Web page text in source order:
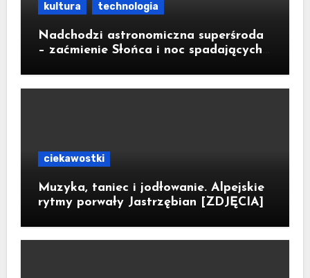
kultura technologia
Nadchodzi astronomiczna superśroda
– zaćmienie Słońca i noc spadających
ciekawostki
Muzyka, taniec i jodłowanie. Alpejskie
rytmy porwały Jastrzębian [ZDJĘCIA]